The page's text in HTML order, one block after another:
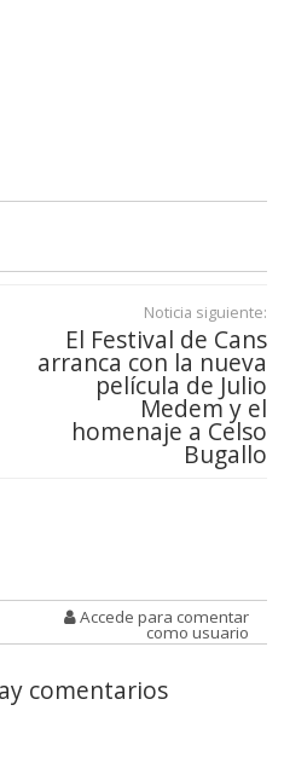
Noticia siguiente:
El Festival de Cans
arranca con la nueva
película de Julio
Medem y el
homenaje a Celso
Bugallo
Accede para comentar
como usuario
comentarios